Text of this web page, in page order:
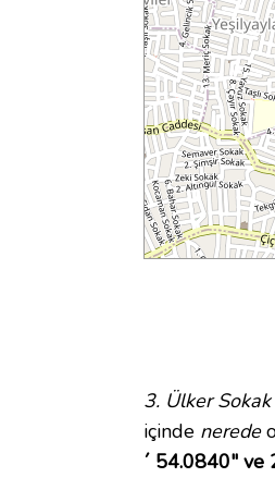
3. Ülker Sokak
içinde nerede
´ 54.0840" ve